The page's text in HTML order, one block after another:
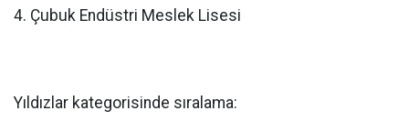
4. Çubuk Endüstri Meslek Lisesi
Yıldızlar kategorisinde sıralama: